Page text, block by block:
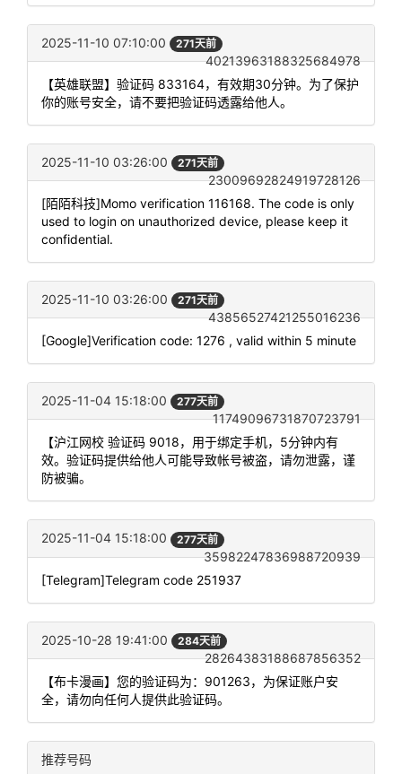
2025-11-10 07:10:00 271天前
40213963188325684978
【英雄联盟】验证码 833164，有效期30分钟。为了保护
你的账号安全，请不要把验证码透露给他人。
2025-11-10 03:26:00 271天前
23009692824919728126
[陌陌科技]Momo verification 116168. The code is only
used to login on unauthorized device, please keep it
confidential.
2025-11-10 03:26:00 271天前
43856527421255016236
[Google]Verification code: 1276 , valid within 5 minute
2025-11-04 15:18:00 277天前
11749096731870723791
【沪江网校 验证码 9018，用于绑定手机，5分钟内有
效。验证码提供给他人可能导致帐号被盗，请勿泄露，谨
防被骗。
2025-11-04 15:18:00 277天前
35982247836988720939
[Telegram]Telegram code 251937
2025-10-28 19:41:00 284天前
28264383188687856352
【布卡漫画】您的验证码为：901263，为保证账户安
全，请勿向任何人提供此验证码。
推荐号码